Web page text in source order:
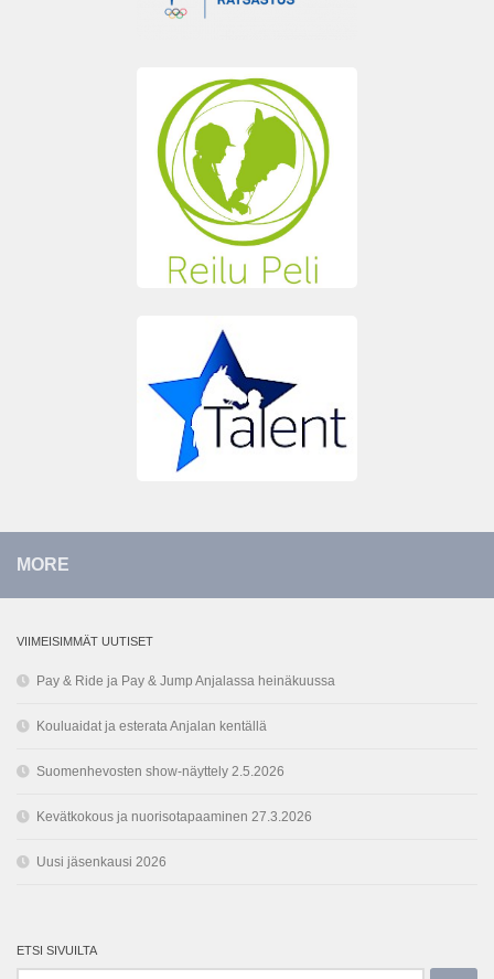
MORE
VIIMEISIMMÄT UUTISET
Pay & Ride ja Pay & Jump Anjalassa heinäkuussa
Kouluaidat ja esterata Anjalan kentällä
Suomenhevosten show-näyttely 2.5.2026
Kevätkokous ja nuorisotapaaminen 27.3.2026
Uusi jäsenkausi 2026
ETSI SIVUILTA